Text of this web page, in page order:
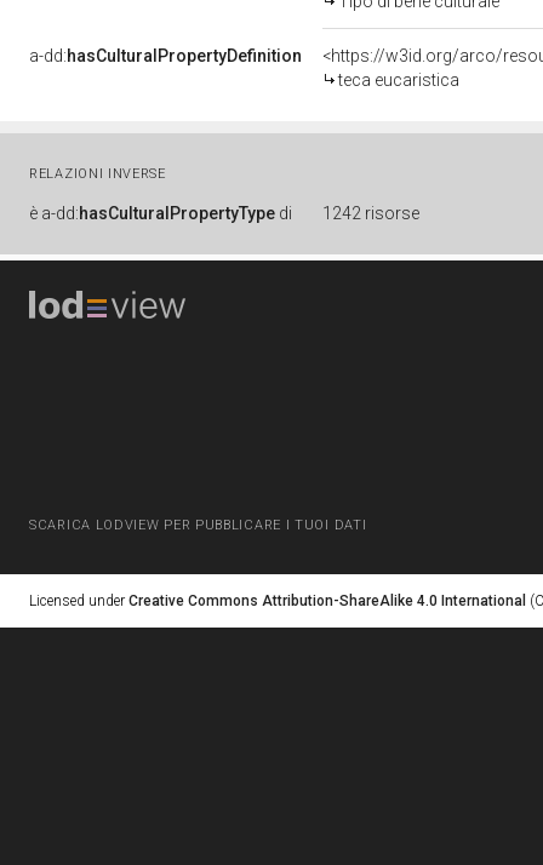
a-dd:hasCulturalPropertyDefinition
<https://w3id.org/arco/
teca eucaristica
RELAZIONI INVERSE
è a-dd:hasCulturalPropertyType di 1242 risorse
SCARICA LODVIEW PER PUBBLICARE I TUOI DATI
Licensed under Creative Commons Attribution-ShareAlike 4.0 International